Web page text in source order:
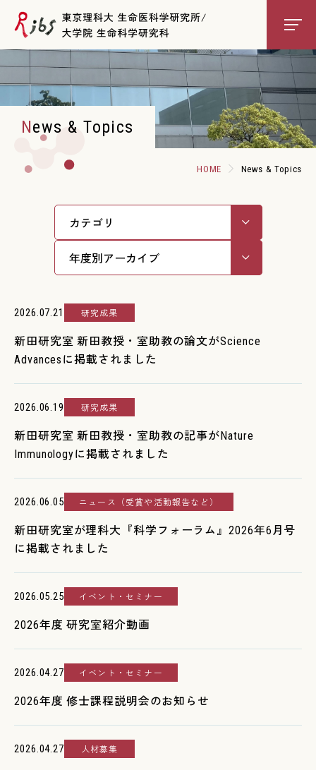
About RIBS
Scientists
Education
Core Facilities
Access Contact
生命科学研究科 公式X
News & Topics
HOME News & Topics
2026.07.21 研究成果
新田研究室 新田教授・室助教の論文がScience
Advancesに掲載されました
2026.06.19 研究成果
新田研究室 新田教授・室助教の記事がNature
Immunologyに掲載されました
2026.06.05 ニュース（受賞や活動報告など）
新田研究室が理科大『科学フォーラム』2026年6月号
に掲載されました
2026.05.25 イベント・セミナー
2026年度 研究室紹介動画
2026.04.27 イベント・セミナー
2026年度 修士課程説明会のお知らせ
2026.04.27 人材募集